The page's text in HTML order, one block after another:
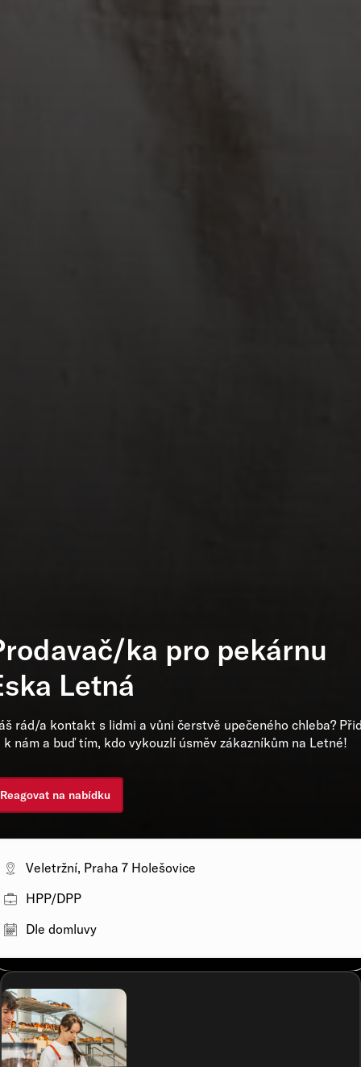
ka pro pekárnu
Letná
rád/a kontakt s lidmi a vůni čerstvě upečeného chleba?
k nám a buď tím, kdo vykouzlí úsměv zákazníkům na Letné!
Reagovat na nabídku
Veletržní, Praha 7 Holešovice
HPP/DPP
Dle domluvy